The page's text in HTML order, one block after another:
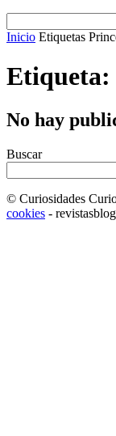
Inicio Etiquetas
Etiqueta:
No hay
Buscar
© Curiosidades
cookies -